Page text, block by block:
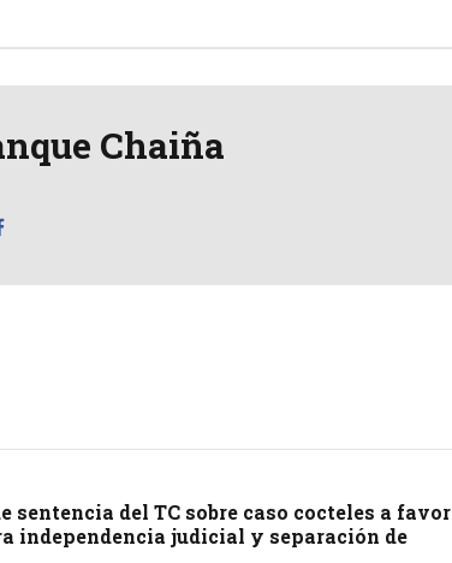
Chaiña
sentencia del TC sobre caso cocteles a favor
independencia judicial y separación de